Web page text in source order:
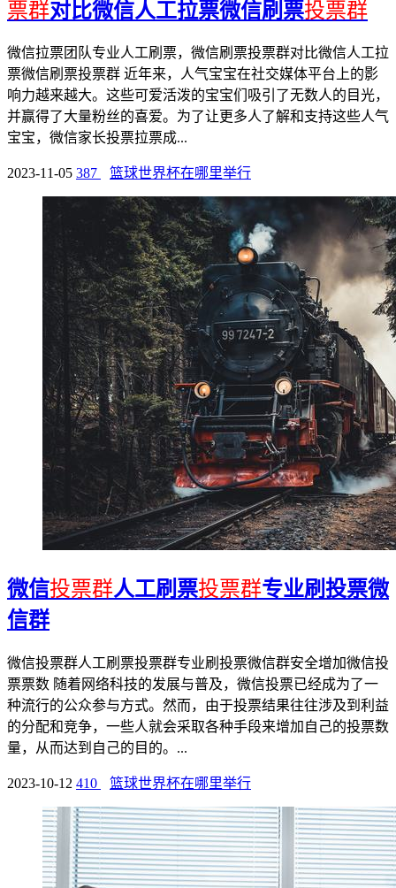
票群对比微信人工拉票微信刷票投票群
微信拉票团队专业人工刷票，微信刷票投票群对比微信人工拉
票微信刷票投票群 近年来，人气宝宝在社交媒体平台上的影
响力越来越大。这些可爱活泼的宝宝们吸引了无数人的目光，
并赢得了大量粉丝的喜爱。为了让更多人了解和支持这些人气
宝宝，微信家长投票拉票成...
2023-11-05 387 篮球世界杯在哪里举行
微信投票群人工刷票投票群专业刷投票微
信群
微信投票群人工刷票投票群专业刷投票微信群安全增加微信投
票票数 随着网络科技的发展与普及，微信投票已经成为了一
种流行的公众参与方式。然而，由于投票结果往往涉及到利益
的分配和竞争，一些人就会采取各种手段来增加自己的投票数
量，从而达到自己的目的。...
2023-10-12 410 篮球世界杯在哪里举行